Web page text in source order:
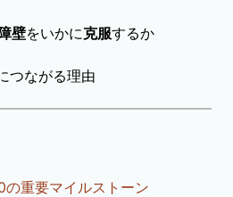
壁をいかに克服するか
つながる理由
の重要マイルストーン